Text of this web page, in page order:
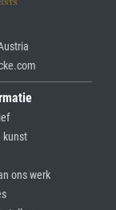
kunst
ons werk